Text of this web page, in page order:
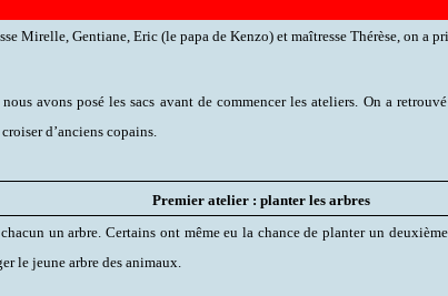
Mirelle, Gentiane, Eric (le papa de Kenzo) et maîtresse Thérèse, on a
avons posé les sacs avant de commencer les ateliers. On a
d’anciens copains.
Premier atelier : planter les arbres
un arbre. Certains ont même eu la chance de planter un
le jeune arbre des animaux.